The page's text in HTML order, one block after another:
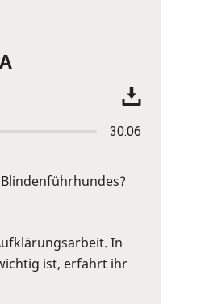
30:06
In
ist, erfahrt ihr